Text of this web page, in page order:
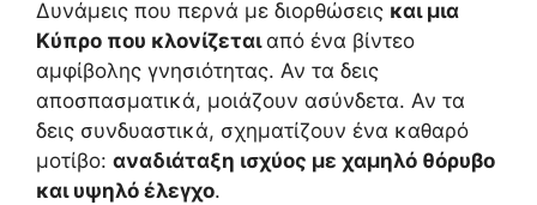
Δυνάμεις που περνά με διορθώσεις και μια
Κύπρο που κλονίζεται από ένα βίντεο
αμφίβολης γνησιότητας. Αν τα δεις
αποσπασματικά, μοιάζουν ασύνδετα. Αν τα
δεις συνδυαστικά, σχηματίζουν ένα καθαρό
μοτίβο: αναδιάταξη ισχύος με χαμηλό θόρυβο
και υψηλό έλεγχο.